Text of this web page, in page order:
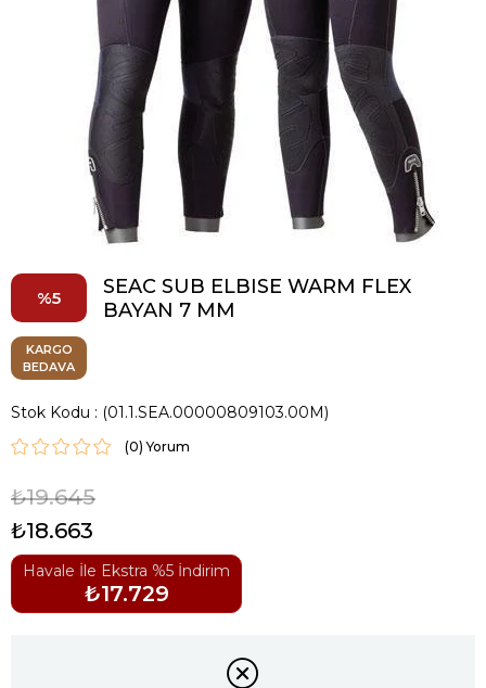
5
SEAC SUB ELBISE WARM FLEX
BAYAN 7 MM
KARGO
BEDAVA
Stok Kodu (01.1.SEA.00000809103.00M)
(0)
₺19.645
₺18.663
Havale İle Ekstra %5 İndirim
₺17.729